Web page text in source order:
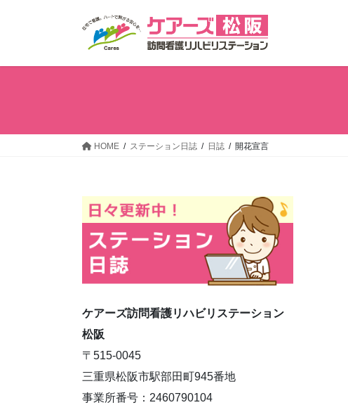
HOME ステーション日誌 日誌 開花宣言
ケアーズ訪問看護リハビリステーション
松阪
〒515-0045
三重県松阪市駅部田町945番地
事業所番号：2460790104